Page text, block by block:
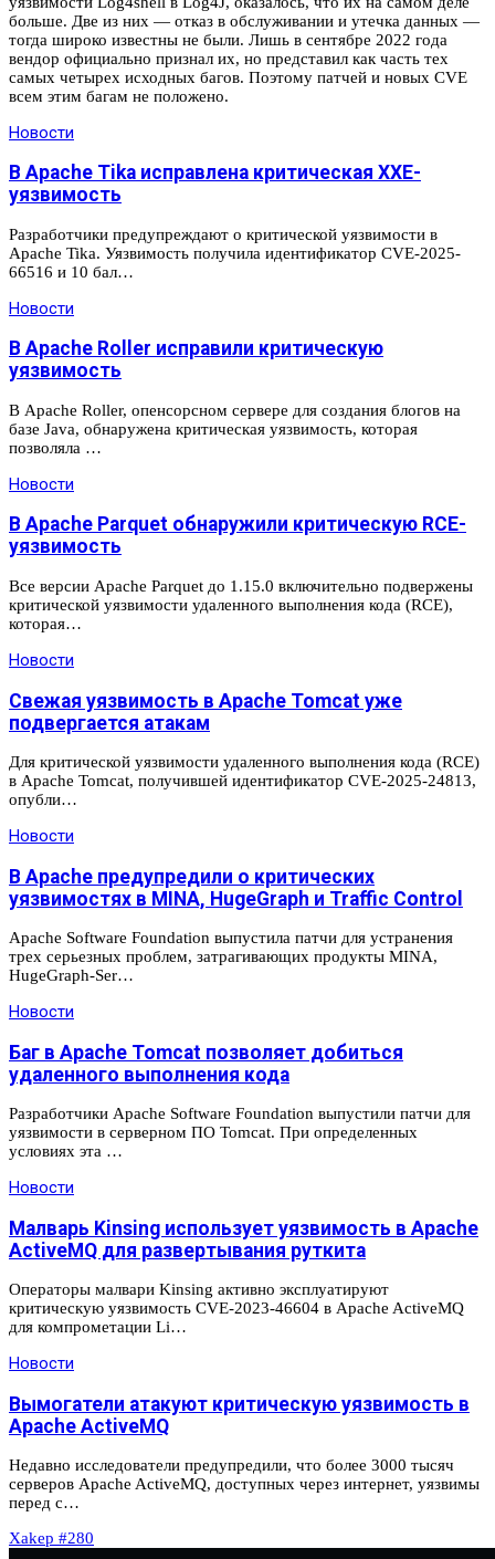
больше. Две из них — отказ в обслуживании и утечка данных —
тогда широко известны не были. Лишь в сентябре 2022 года
вендор официально признал их, но представил как часть тех
самых четырех исходных багов. Поэтому патчей и новых CVE
всем этим багам не положено.
Новости
В Apache Tika исправлена критическая XXE-
уязвимость
Разработчики предупреждают о критической уязвимости в
Apache Tika. Уязвимость получила идентификатор CVE-2025-
66516 и 10 бал…
Новости
В Apache Roller исправили критическую
уязвимость
В Apache Roller, опенсорсном сервере для создания блогов на
базе Java, обнаружена критическая уязвимость, которая
позволяла …
Новости
В Apache Parquet обнаружили критическую RCE-
уязвимость
Все версии Apache Parquet до 1.15.0 включительно подвержены
критической уязвимости удаленного выполнения кода (RCE),
которая…
Новости
Свежая уязвимость в Apache Tomcat уже
подвергается атакам
Для критической уязвимости удаленного выполнения кода (RCE)
в Apache Tomcat, получившей идентификатор CVE-2025-24813,
опубли…
Новости
В Apache предупредили о критических
уязвимостях в MINA, HugeGraph и Traffic Control
Apache Software Foundation выпустила патчи для устранения
трех серьезных проблем, затрагивающих продукты MINA,
HugeGraph-Ser…
Новости
Баг в Apache Tomcat позволяет добиться
удаленного выполнения кода
Разработчики Apache Software Foundation выпустили патчи для
уязвимости в серверном ПО Tomcat. При определенных
условиях эта …
Новости
Малварь Kinsing использует уязвимость в Apache
ActiveMQ для развертывания руткита
Операторы малвари Kinsing активно эксплуатируют
критическую уязвимость CVE-2023-46604 в Apache ActiveMQ
для компрометации Li…
Новости
Вымогатели атакуют критическую уязвимость в
Apache ActiveMQ
Недавно исследователи предупредили, что более 3000 тысяч
серверов Apache ActiveMQ, доступных через интернет, уязвимы
перед с…
Xakep #280